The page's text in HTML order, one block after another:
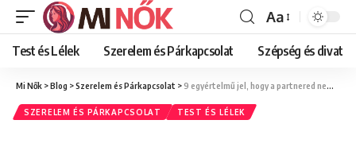
Font
Resizer
Aa
Test és Lélek Szerelem és Párkapcsolat Szépség és divat
Mi Nők >Blog >Szerelem és Párkapcsolat >9 egyértelmű jel, hogy a partnered nem érez irántad vágyat (és mit jelent ez)
SZERELEM ÉS PÁRKAPCSOLAT TEST ÉS LÉLEK